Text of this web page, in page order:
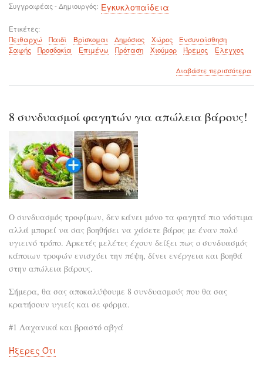
Συγγραφέας - Δημιουργός Εγκυκλοπαίδεια
Ετικέτες
Πειθαρχώ
Παιδί Βρίσκομαι Δημόσιος Χώρος
Ενσυναίσθηση
Σαφής
Προσδοκία Επιμένω Πρόταση Χιούμορ Ήρεμος Έλεγχος
Διαβάστε περισσότεραγια
8 συνδυασμοί φαγητών για απώλεια βάρους!
Ο συνδυασμός τροφίμων, δεν κάνει μόνο τα φαγητά πιο νόστιμα
αλλά μπορεί να σας βοηθήσει να χάσετε βάρος με έναν πολύ
υγιεινό τρόπο. Αρκετές μελέτες έχουν δείξει πως ο συνδυασμός
κάποιων τροφών ενισχύει την πέψη, δίνει ενέργεια και βοηθά
στην απώλεια βάρους.
Σήμερα, θα σας αποκαλύψουμε 8 συνδυασμούς που θα σας
κρατήσουν υγιείς και σε φόρμα.
#1 Λαχανικά και βραστό αβγά
Ήξερες Ότι